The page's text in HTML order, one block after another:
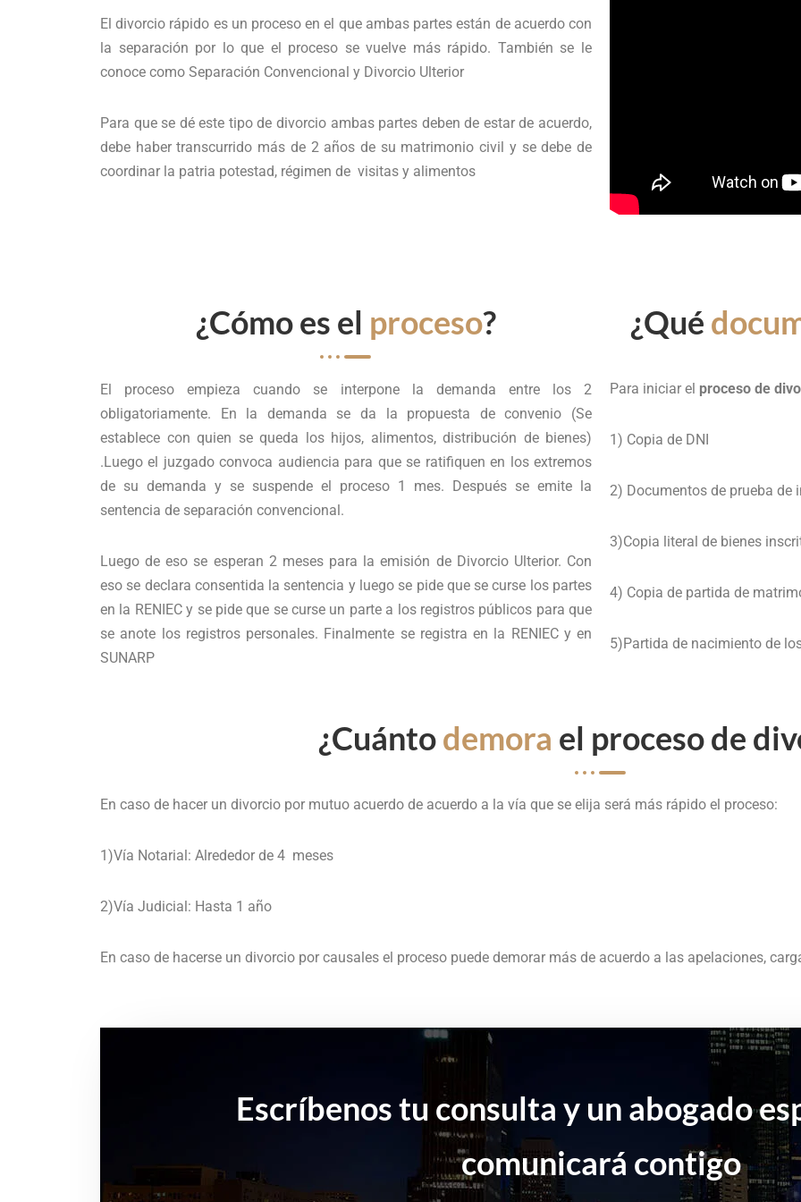
El divorcio rápido es un proceso en el que ambas partes están de acuerdo con
la separación por lo que el proceso se vuelve más rápido. También se le
conoce como Separación Convencional y Divorcio Ulterior
Para que se dé este tipo de divorcio ambas partes deben de estar de acuerdo,
debe haber transcurrido más de 2 años de su matrimonio civil y se debe de
coordinar la patria potestad, régimen de visitas y alimentos
¿Cómo es el proceso?
El proceso empieza cuando se interpone la demanda entre los 2
obligatoriamente. En la demanda se da la propuesta de convenio (Se
establece con quien se queda los hijos, alimentos, distribución de bienes)
.Luego el juzgado convoca audiencia para que se ratifiquen en los extremos
de su demanda y se suspende el proceso 1 mes. Después se emite la
sentencia de separación convencional.
Luego de eso se esperan 2 meses para la emisión de Divorcio Ulterior. Con
eso se declara consentida la sentencia y luego se pide que se curse los partes
en la RENIEC y se pide que se curse un parte a los registros públicos para que
se anote los registros personales. Finalmente se registra en la RENIEC y en
SUNARP
¿Qué
Para iniciar el proceso de
1) Copia de DNI
2) Documentos de prueba de
3)Copia literal de bienes
4) Copia de partida de
5)Partida de nacimiento de
¿Cuántodemora el proceso de
En caso de hacer un divorcio por mutuo acuerdo de acuerdo a la vía que se elija será más rápido el proceso:
1)Vía Notarial: Alrededor de 4 meses
2)Vía Judicial: Hasta 1 año
En caso de hacerse un divorcio por causales el proceso puede demorar más de acuerdo a las apelaciones,
Escríbenos tu consulta y un abogado
comunicará contigo